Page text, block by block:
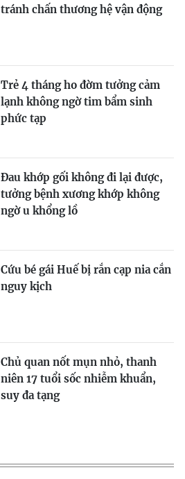
tránh chấn thương hệ vận động
Trẻ 4 tháng ho đờm tưởng cảm
lạnh không ngờ tim bẩm sinh
phức tạp
Đau khớp gối không đi lại được,
tưởng bệnh xương khớp không
ngờ u khổng lồ
Cứu bé gái Huế bị rắn cạp nia cắn
nguy kịch
Chủ quan nốt mụn nhỏ, thanh
niên 17 tuổi sốc nhiễm khuẩn,
suy đa tạng